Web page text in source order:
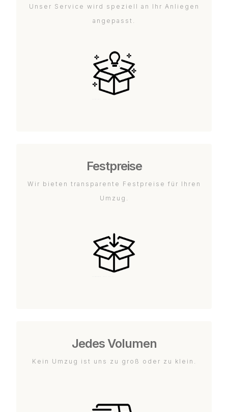
Unser Service wird speziell an Ihr Anliegen
angepasst.
Festpreise
Wir bieten transparente Festpreise für Ihren
Umzug.
Jedes Volumen
Kein Umzug ist uns zu groß oder zu klein.